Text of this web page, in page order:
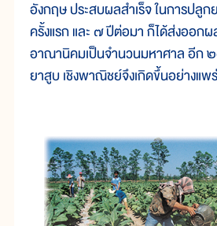
อังกฤษ ประสบผลสำเร็จ ในการปลู
ครั้งแรก และ ๗ ปีต่อมา ก็ได้ส่งออก
อาณานิคมเป็นจำนวนมหาศาล อีก
ยาสูบ เชิงพาณิชย์จึงเกิดขึ้นอย่างแพ